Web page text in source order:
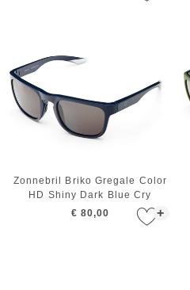
+
Zonnebril Briko Gregale Color
HD Shiny Dark Blue Cry
€ 80,00